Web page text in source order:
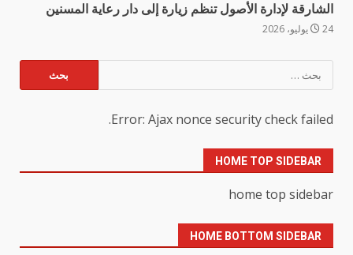
الشارقة لإدارة الأصول تنظم زيارة إلى دار رعاية المسنين
24 يوليو، 2026
عن:
Error: Ajax nonce security check failed.
HOME TOP SIDEBAR
home top sidebar
HOME BOTTOM SIDEBAR